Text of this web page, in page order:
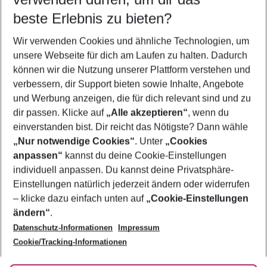
Frübucher Angebote Heraklion für 2026
Last Minute Heraklion
Flug & Hotel Heraklion
Pauschalreisen Heraklion
Urlaub Heraklion
Footer
Footer navigation
Über uns
AGB
Bestpreisgarantie
Cookie-Einstellungen ändern
Cookie-Richtlinie
Agenturbetreuung
Barrierefreies Reisen
Folge uns
beste Erlebnis zu bieten?
Wir verwenden Cookies und ähnliche Technologien, um
unsere Webseite für dich am Laufen zu halten. Dadurch
können wir die Nutzung unserer Plattform verstehen und
verbessern, dir Support bieten sowie Inhalte, Angebote
und Werbung anzeigen, die für dich relevant sind und zu
dir passen. Klicke auf „Alle akzeptieren“, wenn du
einverstanden bist. Dir reicht das Nötigste? Dann wähle
„Nur notwendige Cookies“. Unter „Cookies
anpassen“ kannst du deine Cookie-Einstellungen
individuell anpassen. Du kannst deine Privatsphäre-
Einstellungen natürlich jederzeit ändern oder widerrufen
– klicke dazu einfach unten auf „Cookie-Einstellungen
ändern“.
Datenschutz-Informationen
Impressum
Cookie/Tracking-Informationen